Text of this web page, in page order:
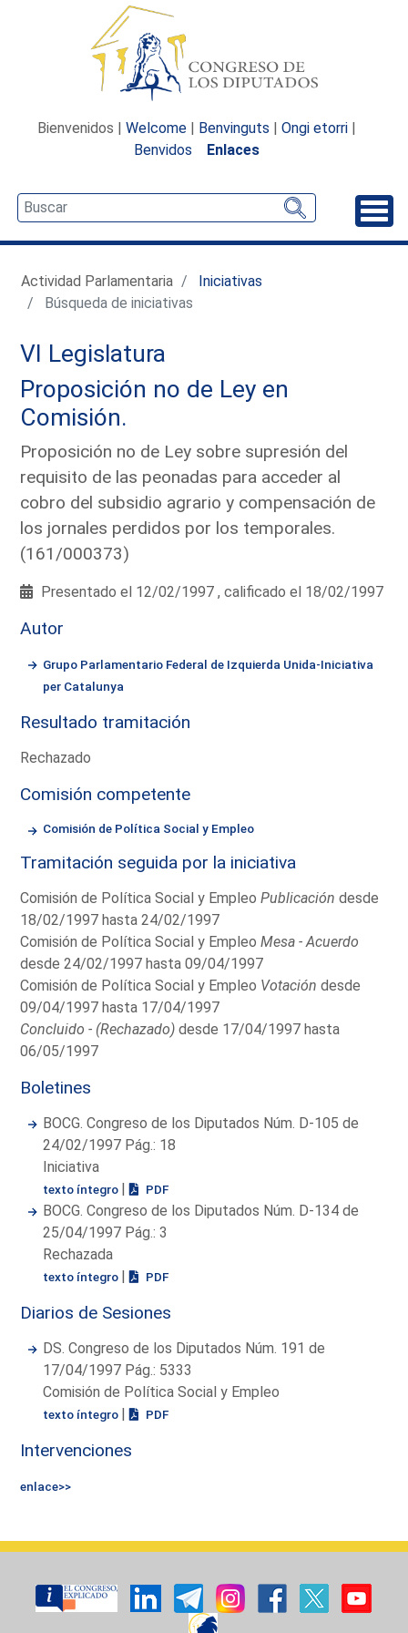
Bienvenidos | Welcome | Benvinguts | Ongi etorri |
Benvidos
Enlaces
Actividad Parlamentaria
Iniciativas
Búsqueda de iniciativas
VI Legislatura
Proposición no de Ley en
Comisión.
Proposición no de Ley sobre supresión del
requisito de las peonadas para acceder al
cobro del subsidio agrario y compensación de
los jornales perdidos por los temporales.
(161/000373)
Presentado el 12/02/1997 , calificado el 18/02/1997
Autor
Grupo Parlamentario Federal de Izquierda Unida-Iniciativa
per Catalunya
Resultado tramitación
Rechazado
Comisión competente
Comisión de Política Social y Empleo
Tramitación seguida por la iniciativa
Comisión de Política Social y EmpleoPublicación desde
18/02/1997 hasta 24/02/1997
Comisión de Política Social y EmpleoMesa - Acuerdo
desde 24/02/1997 hasta 09/04/1997
Comisión de Política Social y Empleo Votación desde
09/04/1997 hasta 17/04/1997
Concluido - (Rechazado) desde 17/04/1997 hasta
06/05/1997
Boletines
BOCG. Congreso de los Diputados Núm. D-105 de
24/02/1997 Pág.: 18
Iniciativa
texto íntegro | PDF
BOCG. Congreso de los Diputados Núm. D-134 de
25/04/1997 Pág.: 3
Rechazada
texto íntegro | PDF
Diarios de Sesiones
DS. Congreso de los Diputados Núm. 191 de
17/04/1997 Pág.: 5333
Comisión de Política Social y Empleo
texto íntegro | PDF
Intervenciones
enlace>>